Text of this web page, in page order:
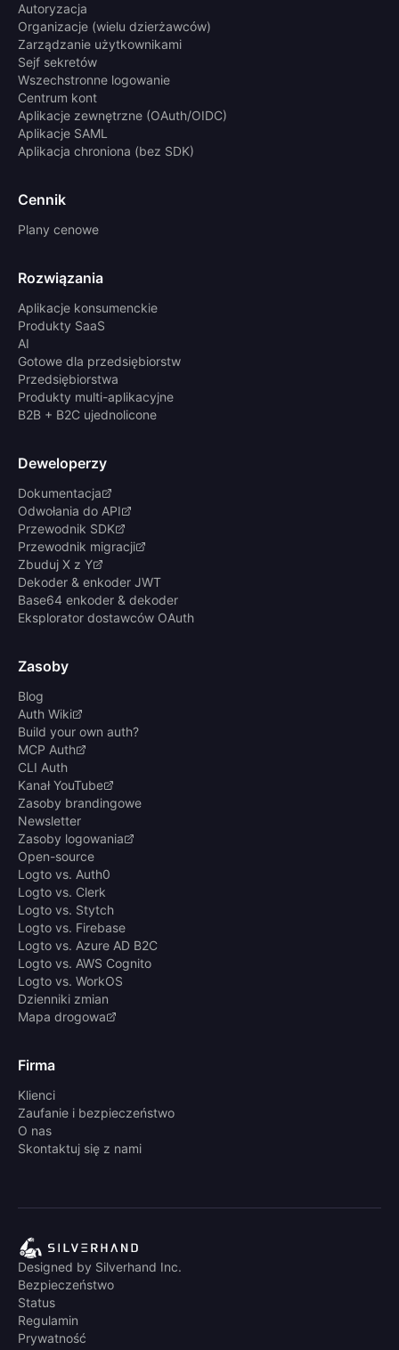
Autoryzacja
Organizacje (wielu dzierżawców)
Zarządzanie użytkownikami
Sejf sekretów
Wszechstronne logowanie
Centrum kont
Aplikacje zewnętrzne (OAuth/OIDC)
Aplikacje SAML
Aplikacja chroniona (bez SDK)
Cennik
Plany cenowe
Rozwiązania
Aplikacje konsumenckie
Produkty SaaS
AI
Gotowe dla przedsiębiorstw
Przedsiębiorstwa
Produkty multi-aplikacyjne
B2B + B2C ujednolicone
Deweloperzy
Dokumentacja
Odwołania do API
Przewodnik SDK
Przewodnik migracji
Zbuduj X z Y
Dekoder & enkoder JWT
Base64 enkoder & dekoder
Eksplorator dostawców OAuth
Zasoby
Blog
Auth Wiki
Build your own auth?
MCP Auth
CLI Auth
Kanał YouTube
Zasoby brandingowe
Newsletter
Zasoby logowania
Open-source
Logto vs. Auth0
Logto vs. Clerk
Logto vs. Stytch
Logto vs. Firebase
Logto vs. Azure AD B2C
Logto vs. AWS Cognito
Logto vs. WorkOS
Dzienniki zmian
Mapa drogowa
Firma
Klienci
Zaufanie i bezpieczeństwo
O nas
Skontaktuj się z nami
Designed by Silverhand Inc.
Bezpieczeństwo
Status
Regulamin
Prywatność